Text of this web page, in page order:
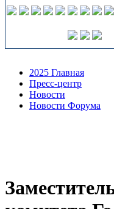
2025 Главная
Пресс-центр
Новости
Новости Форума